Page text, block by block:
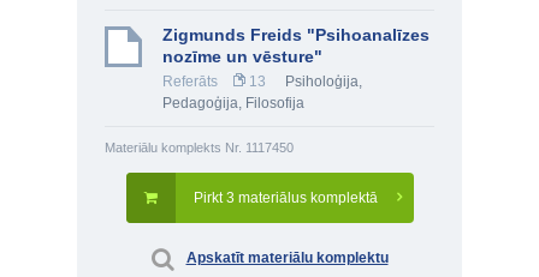
Zigmunds Freids "Psihoanalīzes
nozīme un vēsture"
Referāts 13 Psiholoģija,
Pedagoģija, Filosofija
Materiālu komplekts Nr. 1117450
Pirkt 3 materiālus komplektā
Apskatīt materiālu komplektu